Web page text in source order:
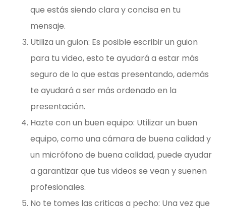
que estás siendo clara y concisa en tu
mensaje.
Utiliza un guion: Es posible escribir un guion
para tu video, esto te ayudará a estar más
seguro de lo que estas presentando, además
te ayudará a ser más ordenado en la
presentación.
Hazte con un buen equipo: Utilizar un buen
equipo, como una cámara de buena calidad y
un micrófono de buena calidad, puede ayudar
a garantizar que tus videos se vean y suenen
profesionales.
No te tomes las criticas a pecho: Una vez que